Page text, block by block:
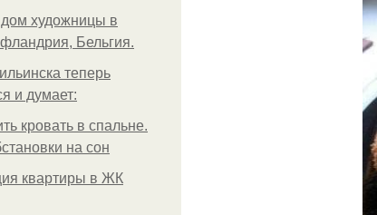
художницы в
Бельгия.
теперь
и думает:
кровать в спальне.
на сон
квартиры в ЖК